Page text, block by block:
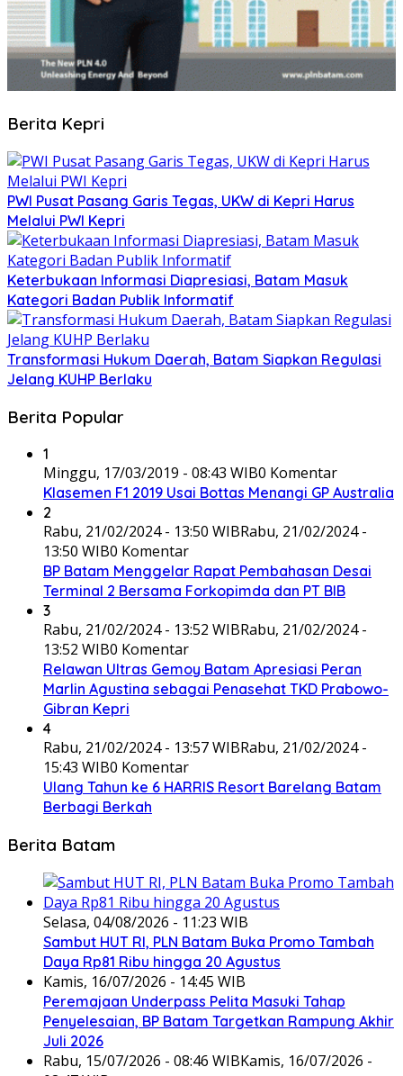
Berita Kepri
PWI Pusat Pasang Garis Tegas, UKW di Kepri Harus
Melalui PWI Kepri
Keterbukaan Informasi Diapresiasi, Batam Masuk
Kategori Badan Publik Informatif
Transformasi Hukum Daerah, Batam Siapkan Regulasi
Jelang KUHP Berlaku
Berita Popular
1
Minggu, 17/03/2019 - 08:43 WIB0 Komentar
Klasemen F1 2019 Usai Bottas Menangi GP Australia
2
Rabu, 21/02/2024 - 13:50 WIBRabu, 21/02/2024 -
13:50 WIB0 Komentar
BP Batam Menggelar Rapat Pembahasan Desai
Terminal 2 Bersama Forkopimda dan PT BIB
3
Rabu, 21/02/2024 - 13:52 WIBRabu, 21/02/2024 -
13:52 WIB0 Komentar
Relawan Ultras Gemoy Batam Apresiasi Peran
Marlin Agustina sebagai Penasehat TKD Prabowo-
Gibran Kepri
4
Rabu, 21/02/2024 - 13:57 WIBRabu, 21/02/2024 -
15:43 WIB0 Komentar
Ulang Tahun ke 6 HARRIS Resort Barelang Batam
Berbagi Berkah
Berita Batam
Selasa, 04/08/2026 - 11:23 WIB
Sambut HUT RI, PLN Batam Buka Promo Tambah
Daya Rp81 Ribu hingga 20 Agustus
Kamis, 16/07/2026 - 14:45 WIB
Peremajaan Underpass Pelita Masuki Tahap
Penyelesaian, BP Batam Targetkan Rampung Akhir
Juli 2026
Rabu, 15/07/2026 - 08:46 WIBKamis, 16/07/2026 -